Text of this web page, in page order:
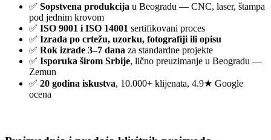
✅ Sopstvena produkcija u Beogradu — CNC, laser, štampa
pod jednim krovom
✅ ISO 9001 i ISO 14001 sertifikovani proces
✅ Izrada po crtežu, uzorku, fotografiji ili opisu
✅ Rok izrade 3–7 dana za standardne projekte
✅ Isporuka širom Srbije, lično preuzimanje u Beogradu —
Zemun
✅ 20 godina iskustva, 10.000+ klijenata, 4.9★ Google
ocena